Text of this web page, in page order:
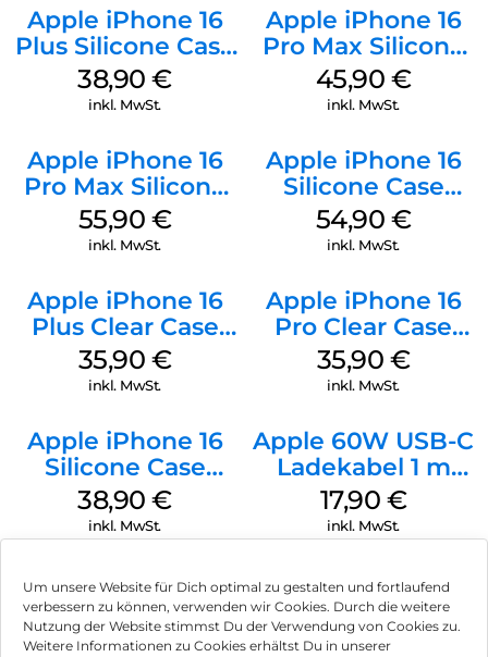
Um unsere Website für Dich optimal zu gestalten und fortlaufend
verbessern zu können, verwenden wir Cookies. Durch die weitere
Nutzung der Website stimmst Du der Verwendung von Cookies zu.
Weitere Informationen zu Cookies erhältst Du in unserer
Apple iPhone 16
Plus Silicone Case
MagSafe Denim
38,90€
inkl. MwSt.
Apple iPhone 16
Pro Max Silicone
Case MagSafe
Ultramarine
45,90 €
inkl. MwSt.
Apple iPhone 16
Pro Max Silicone
Case MagSafe
Stone Gray
55,90 €
inkl. MwSt.
Apple iPhone 16
Silicone Case
MagSafe Black
54,90 €
inkl. MwSt.
Apple iPhone 16
Plus Clear Case
MagSafe
Transparent
35,90 €
inkl. MwSt.
Apple iPhone 16
Pro Clear Case
MagSafe
Transparent
35,90 €
inkl. MwSt.
Apple iPhone 16
Silicone Case
MagSafe
Ultramarine
38,90€
inkl. MwSt.
Apple 60W USB-C
Ladekabel 1 m
Weiß
17,90 €
inkl. MwSt.
Impressum